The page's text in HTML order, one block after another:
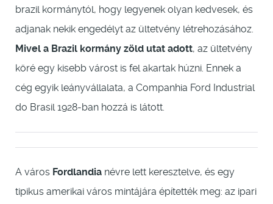
brazil kormánytól, hogy legyenek olyan kedvesek, és
adjanak nekik engedélyt az ültetvény létrehozásához.
Mivel a Brazil kormány zöld utat adott, az ültetvény
köré egy kisebb várost is fel akartak húzni. Ennek a
cég egyik leányvállalata, a Companhia Ford Industrial
do Brasil 1928-ban hozzá is látott.
A város Fordlandia névre lett keresztelve, és egy
tipikus amerikai város mintájára építették meg: az ipari